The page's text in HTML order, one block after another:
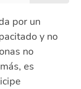
por un
y no
no
es